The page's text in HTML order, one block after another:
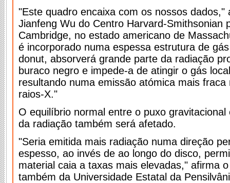
"Este quadro encaixa com os nossos dados,"
Jianfeng Wu do Centro Harvard-Smithsonian
Cambridge, no estado americano de
é incorporado numa espessa estrutura de
donut, absorverá grande parte da radiação
buraco negro e impede-a de atingir o gás
resultando numa emissão atómica mais
raios-X."
O equilíbrio normal entre o puxo
da radiação também será afetado.
"Seria emitida mais radiação numa direção
espesso, ao invés de ao longo do disco,
material caia a taxas mais elevadas," afirma
também da Universidade Estatal da